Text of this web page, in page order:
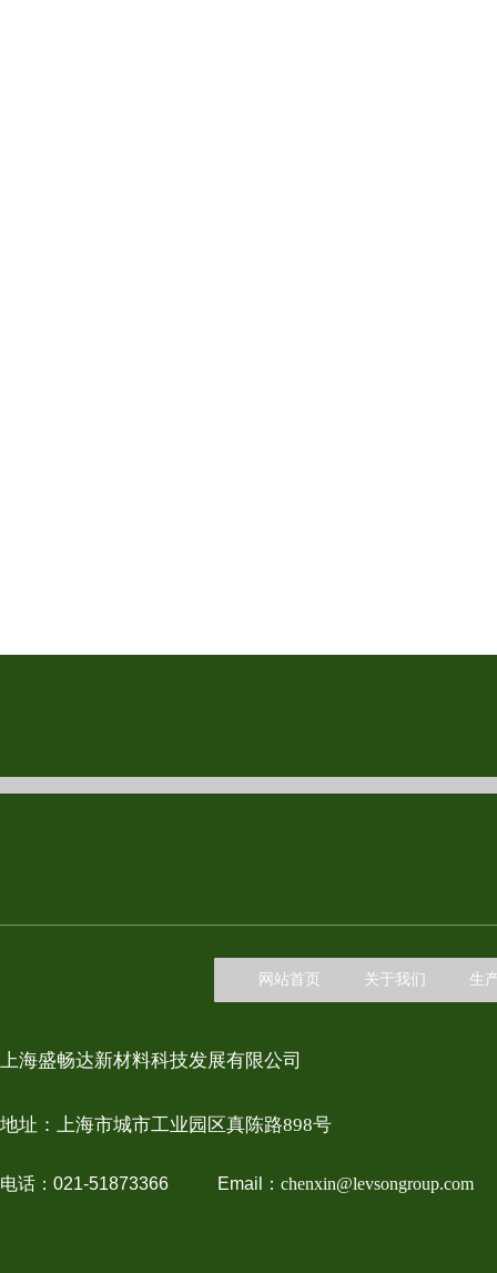
网站首页 关于我们 生
地址：上海市城市工业园区真陈路898号
上海盛畅达新材料科技发展有限公司
电话：021-51873366 Email： chenxin@levsongroup.com